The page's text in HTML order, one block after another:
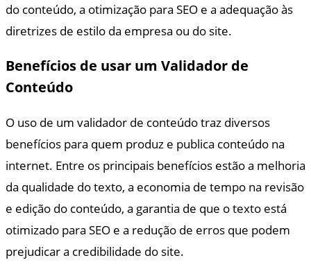
do conteúdo, a otimização para SEO e a adequação às
diretrizes de estilo da empresa ou do site.
Benefícios de usar um Validador de
Conteúdo
O uso de um validador de conteúdo traz diversos
benefícios para quem produz e publica conteúdo na
internet. Entre os principais benefícios estão a melhoria
da qualidade do texto, a economia de tempo na revisão
e edição do conteúdo, a garantia de que o texto está
otimizado para SEO e a redução de erros que podem
prejudicar a credibilidade do site.